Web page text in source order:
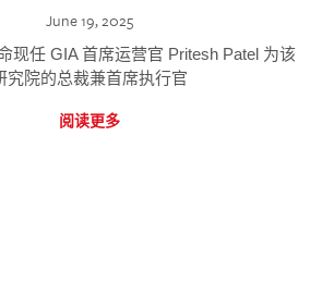
June 19, 2025
现任 GIA 首席运营官 Pritesh Patel 为该
究院的总裁兼首席执行官
阅读更多